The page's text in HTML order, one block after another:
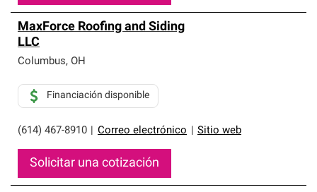
MaxForce Roofing and Siding
LLC
Columbus, OH
(614) 467-8910 Correo electrónico Sitio web
Financiación disponible
Solicitar una cotización